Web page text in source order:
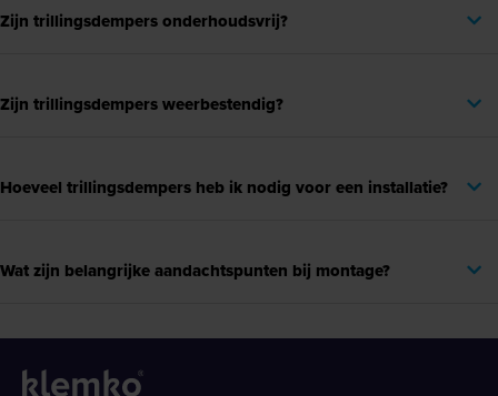
Zijn trillingsdempers onderhoudsvrij?
Zijn trillingsdempers weerbestendig?
Hoeveel trillingsdempers heb ik nodig voor een installatie?
Wat zijn belangrijke aandachtspunten bij montage?